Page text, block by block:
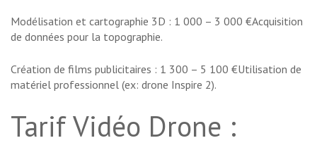
Modélisation et cartographie 3D : 1 000 – 3 000 €Acquisition
de données pour la topographie.
Création de films publicitaires : 1 300 – 5 100 €Utilisation de
matériel professionnel (ex: drone Inspire 2).
Tarif Vidéo Drone :